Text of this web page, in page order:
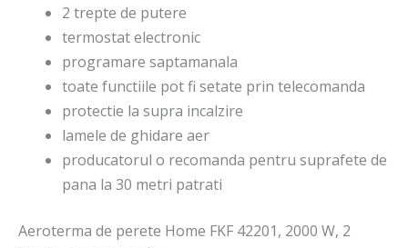
2 trepte de putere
termostat electronic
programare saptamanala
toate functiile pot fi setate prin telecomanda
protectie la supra incalzire
lamele de ghidare aer
producatorul o recomanda pentru suprafete de
pana la 30 metri patrati
Aeroterma de perete Home FKF 42201, 2000 W, 2